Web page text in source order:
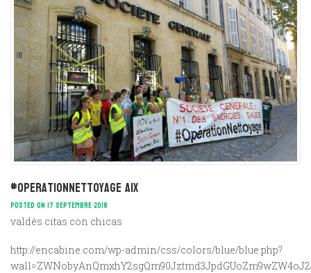
#operationnettoyage Aix
POSTED ON 17 SEPTEMBRE 2018
valdés citas con chicas
http://encabine.com/wp-admin/css/colors/blue/blue.php?